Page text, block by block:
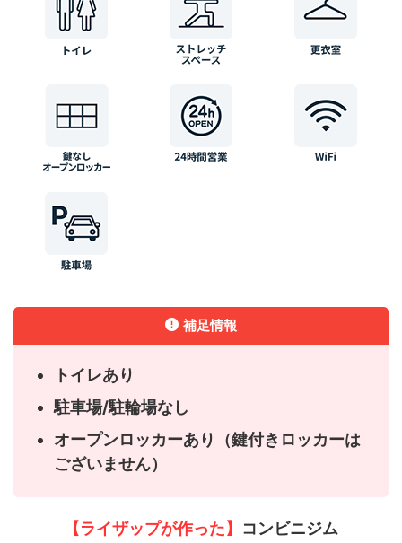
補足情報
トイレあり
駐車場/駐輪場なし
オープンロッカーあり（鍵付きロッカーは
ございません）
【ライザップが作った】 コンビニジム